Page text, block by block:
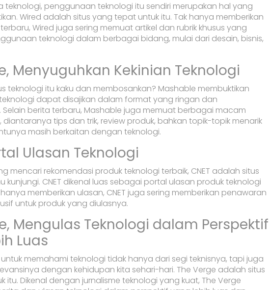
teknologi, penggunaan teknologi itu sendiri merupakan hal yang
Wired adalah situs yang tepat untuk itu. Tak hanya memberikan
Wired juga sering memuat artikel dan rubrik khusus yang
teknologi dalam berbagai bidang, mulai dari desain, bisnis,
Menyuguhkan Kekinian Teknologi
teknologi itu kaku dan membosankan? Mashable membuktikan
dapat disajikan dalam format yang ringan dan
Selain berita terbaru, Mashable juga memuat berbagai macam
diantaranya tips dan trik, review produk, bahkan topik-topik menarik
masih berkaitan dengan teknologi.
Ulasan Teknologi
mencari rekomendasi produk teknologi terbaik, CNET adalah situs
kunjungi. CNET dikenal luas sebagai portal ulasan produk teknologi
memberikan ulasan, CNET juga sering memberikan penawaran
untuk produk yang diulasnya.
Mengulas Teknologi dalam Perspektif
Luas
memahami teknologi tidak hanya dari segi teknisnya, tapi juga
dengan kehidupan kita sehari-hari. The Verge adalah situs
itu. Dikenal dengan jurnalisme teknologi yang kuat, The Verge